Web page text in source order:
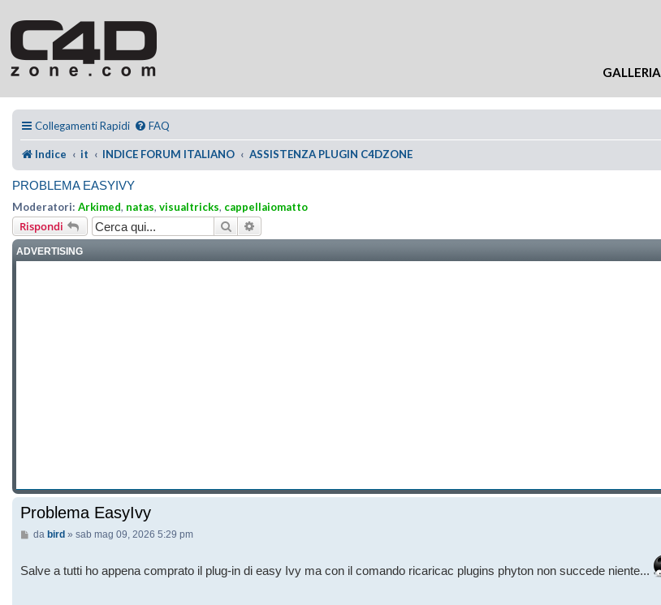
GALLERIA
Collegamenti Rapidi FAQ
Indice it INDICE FORUM ITALIANO ASSISTENZA PLUGIN C4DZONE
PROBLEMA EASYIVY
Moderatori: Arkimed, natas, visualtricks, cappellaiomatto
Rispondi Cerca
ADVERTISING
Problema EasyIvy
Messaggio
da bird » sab mag 09, 2026 5:29 pm
Salve a tutti ho appena comprato il plug-in di easy Ivy ma con il comando ricaricac plugins phyton non succede niente...